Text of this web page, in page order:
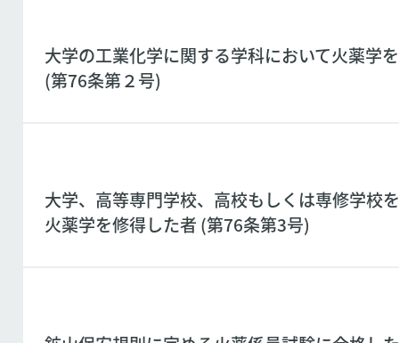
大学の工業化学に関する学科において火薬学
(第76条第２号)
大学、高等専門学校、高校もしくは専修学校
火薬学を修得した者 (第76条第3号)